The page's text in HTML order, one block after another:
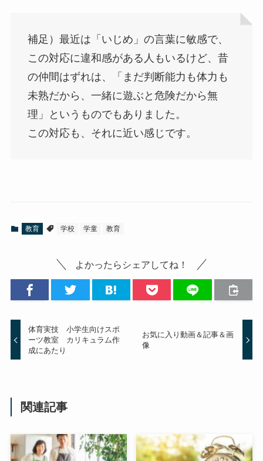
補足）最近は「いじめ」の言葉に敏感で、
この対応に違和感がある人もいるけど、昔
の仲間はずれは、「まだ判断能力も体力も
未熟だから、一緒に遊ぶと危険だから無
理」というものでもありました。
この対応も、それに近い感じです。
教育 学校 学童 教育
よかったらシェアしてね！
体育実技 小学生向けスポ
ーツ教室 カリキュラム作
成にあたり
お気に入り動画＆記事＆画
像
関連記事